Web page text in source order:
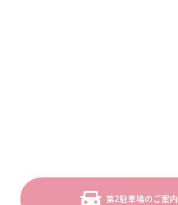
第2駐車場のご案内